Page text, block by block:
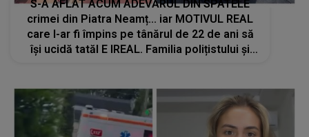
S-A AFLAT ACUM ADEVĂRUL DIN SPATELE
crimei din Piatra Neamț... iar MOTIVUL REAL
care l-ar fi împins pe tânărul de 22 de ani să
își ucidă tatăl E IREAL. Familia polițistului și